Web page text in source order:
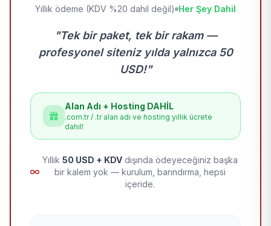
Yıllık ödeme (KDV %20 dahil değil) Her Şey Dahil
"Tek bir paket, tek bir rakam —
profesyonel siteniz yılda yalnızca 50
USD!"
Alan Adı + Hosting DAHİL
.com.tr / .tr alan adı ve hosting yıllık ücrete
dahil!
Yıllık 50 USD + KDV dışında ödeyeceğiniz başka
bir kalem yok — kurulum, barındırma, hepsi
içeride.